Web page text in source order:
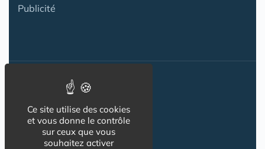
Publicité
Nos autres sites :
Capgeris.com
Ce site utilise des cookies
et vous donne le contrôle
sur ceux que vous
souhaitez activer